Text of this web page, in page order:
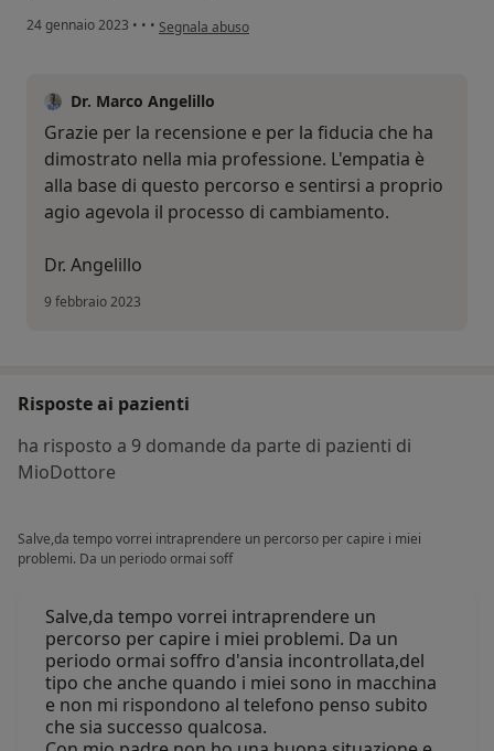
24 gennaio 2023 • • • secondo l'opinione dell'utente F. F.
Segnala abuso
Dr. Marco Angelillo
Grazie per la recensione e per la fiducia che ha
dimostrato nella mia professione. L'empatia è
alla base di questo percorso e sentirsi a proprio
agio agevola il processo di cambiamento.
Dr. Angelillo
9 febbraio 2023
Risposte ai pazienti
ha risposto a 9 domande da parte di pazienti di
MioDottore
Salve,da tempo vorrei intraprendere un percorso per capire i miei
problemi. Da un periodo ormai soff
Salve,da tempo vorrei intraprendere un
percorso per capire i miei problemi. Da un
periodo ormai soffro d'ansia incontrollata,del
tipo che anche quando i miei sono in macchina
e non mi rispondono al telefono penso subito
che sia successo qualcosa.